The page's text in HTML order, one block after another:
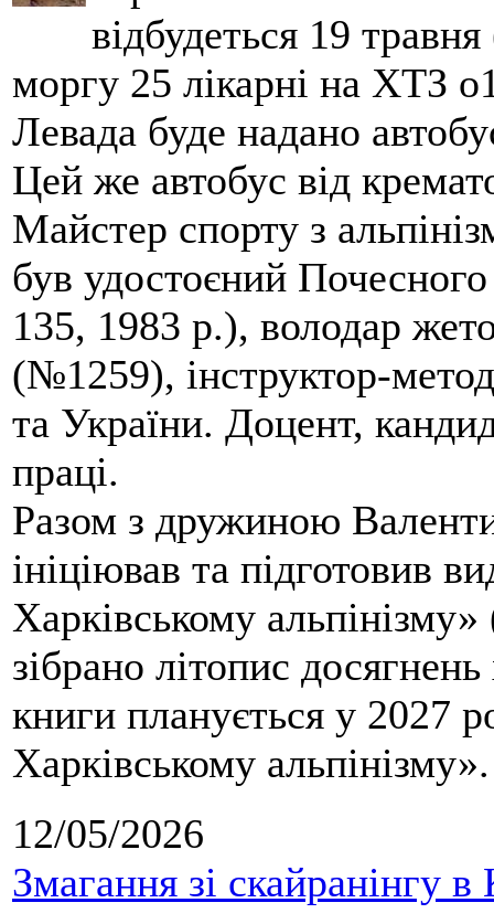
відбудеться 19
моргу 25 лікарні на ХТЗ
Левада буде надано
Цей же автобус від
Майстер спорту з
був удостоєний
135, 1983 р.), володар
(№1259), інструктор-
та України. Доцент,
праці.
Разом з дружиною
ініціював та підготовив
Харківському
зібрано літопис
книги планується у 2027
Харківському альпінізму».
12/05/2026
Змагання зі скайранінгу в